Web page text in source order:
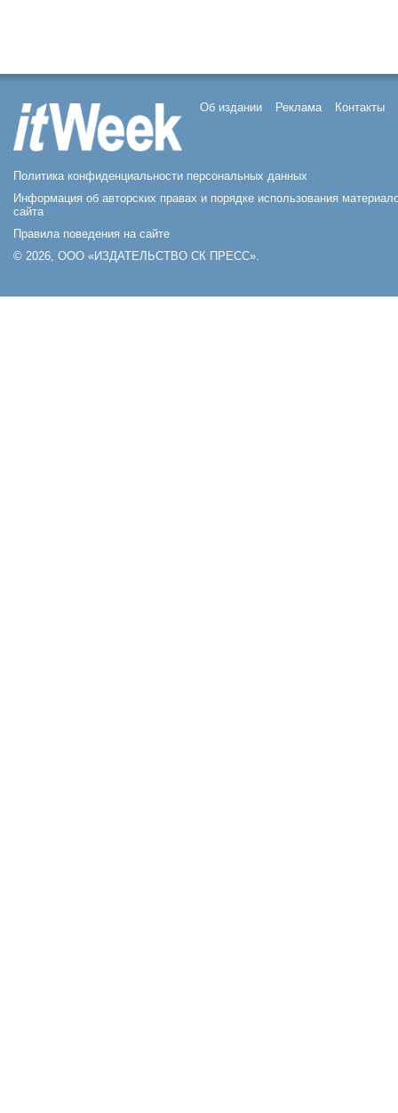
Об издании Реклама Контакты
Политика конфиденциальности персональных данных
Информация об авторских правах и порядке использования
сайта
Правила поведения на сайте
© 2026, ООО «ИЗДАТЕЛЬСТВО СК ПРЕСС».